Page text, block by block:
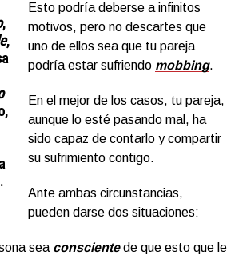
,
,
Esto podría deberse a infinitos
motivos, pero no descartes que
uno de ellos sea que tu pareja
podría estar sufriendo mobbing.
En el mejor de los casos, tu pareja,
aunque lo esté pasando mal, ha
sido capaz de contarlo y compartir
su sufrimiento contigo.
Ante ambas circunstancias,
pueden darse dos situaciones:
sea conscientede que esto que le